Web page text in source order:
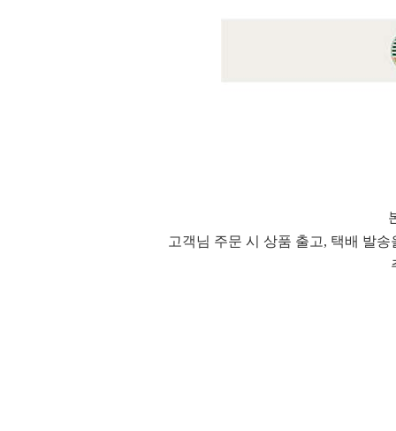
고객님 주문 시 상품 출고, 택배 발